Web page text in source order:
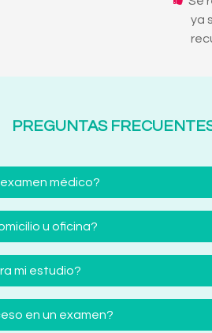
ya
PREGUNTAS
médico?
u oficina?
mi estudio?
en un examen?